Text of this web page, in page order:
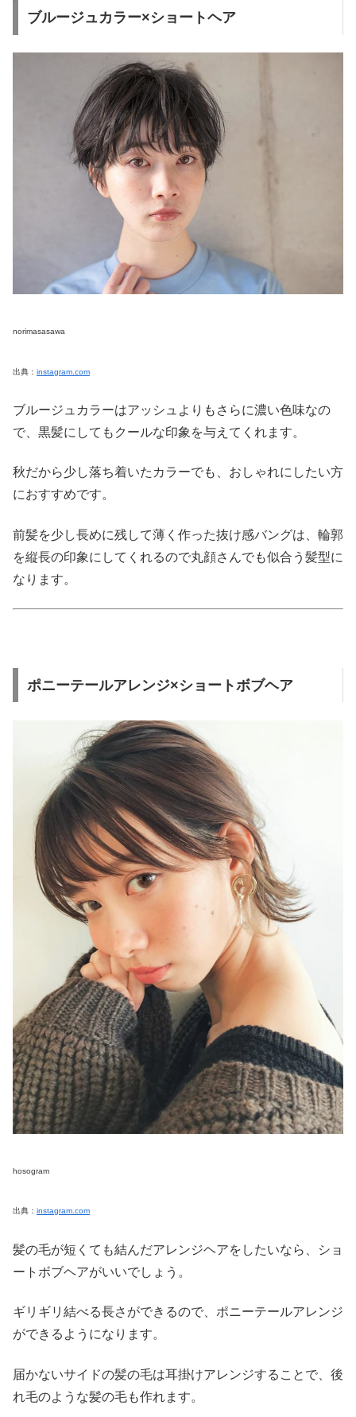
ブルージュカラー×ショートヘア
norimasasawa
出典： instagram.com
ブルージュカラーはアッシュよりもさらに濃い色味なの
で、黒髪にしてもクールな印象を与えてくれます。
秋だから少し落ち着いたカラーでも、おしゃれにしたい方
におすすめです。
前髪を少し長めに残して薄く作った抜け感バングは、輪郭
を縦長の印象にしてくれるので丸顔さんでも似合う髪型に
なります。
ポニーテールアレンジ×ショートボブヘア
hosogram
出典： instagram.com
髪の毛が短くても結んだアレンジヘアをしたいなら、ショ
ートボブヘアがいいでしょう。
ギリギリ結べる長さができるので、ポニーテールアレンジ
ができるようになります。
届かないサイドの髪の毛は耳掛けアレンジすることで、後
れ毛のような髪の毛も作れます。